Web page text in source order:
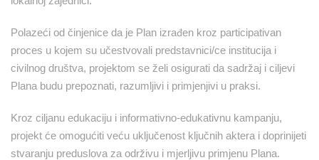
Polazeći od činjenice da je Plan izrađen kroz participativan
proces u kojem su učestvovali predstavnici/ce institucija i
civilnog društva, projektom se želi osigurati da sadržaj i ciljevi
Plana budu prepoznati, razumljivi i primjenjivi u praksi.
Kroz ciljanu edukaciju i informativno-edukativnu kampanju,
projekt će omogućiti veću uključenost ključnih aktera i doprinijeti
stvaranju preduslova za održivu i mjerljivu primjenu Plana.